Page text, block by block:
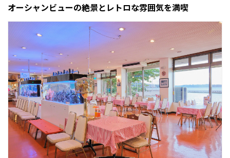
オーシャンビューの絶景とレトロな雰囲気を満喫